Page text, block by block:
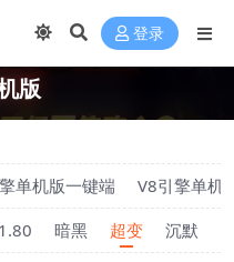
登录
版
单机版一键端
V8引擎单机
1.80 暗黑 超变 沉默